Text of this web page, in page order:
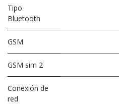
Tipo
Bluetooth
GSM
GSM sim 2
Conexión de
red